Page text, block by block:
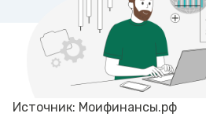
Источник: Моифинансы.рф